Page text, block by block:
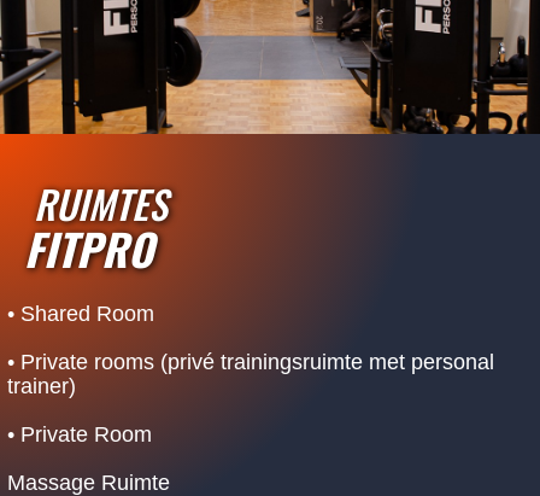
• Shared Room
• Private rooms (privé trainingsruimte met personal
trainer)
• Private Room
Massage Ruimte
RUIMTES
FITPRO